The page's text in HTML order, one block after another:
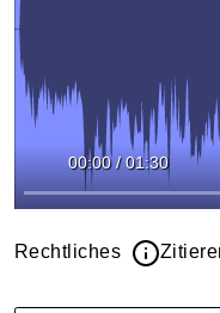
00:00 / 01:30
Rechtliches